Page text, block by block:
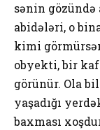
sənin gözündə
abidələri, o
kimi
obyekti, bir
görünür. Ola
yaşadığı
baxması